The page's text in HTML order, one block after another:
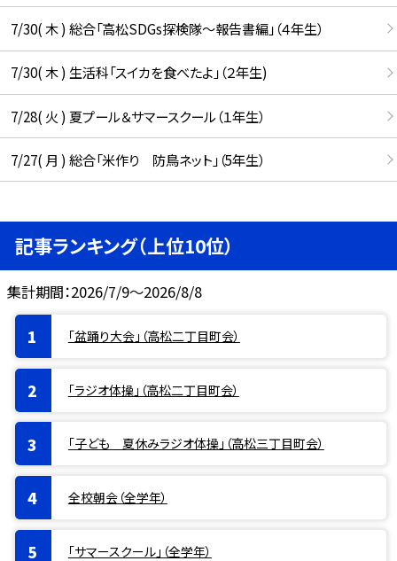
7/30( 木 ) 総合「高松SDGs探検隊〜報告書編」（４年生）
7/30( 木 ) 生活科「スイカを食べたよ」（２年生)
7/28( 火 ) 夏プール＆サマースクール（１年生）
7/27( 月 ) 総合「米作り 防鳥ネット」（5年生）
記事ランキング（上位10位）
集計期間：2026/7/9～2026/8/8
「盆踊り大会」（高松二丁目町会）
「ラジオ体操」（高松二丁目町会）
「子ども 夏休みラジオ体操」（高松三丁目町会）
全校朝会（全学年）
「サマースクール」（全学年）